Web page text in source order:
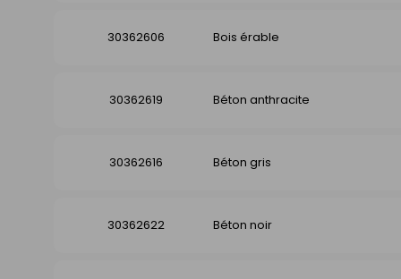
30362606 Bois érable
30362619 Béton anthracite
30362616 Béton gris
30362622 Béton noir